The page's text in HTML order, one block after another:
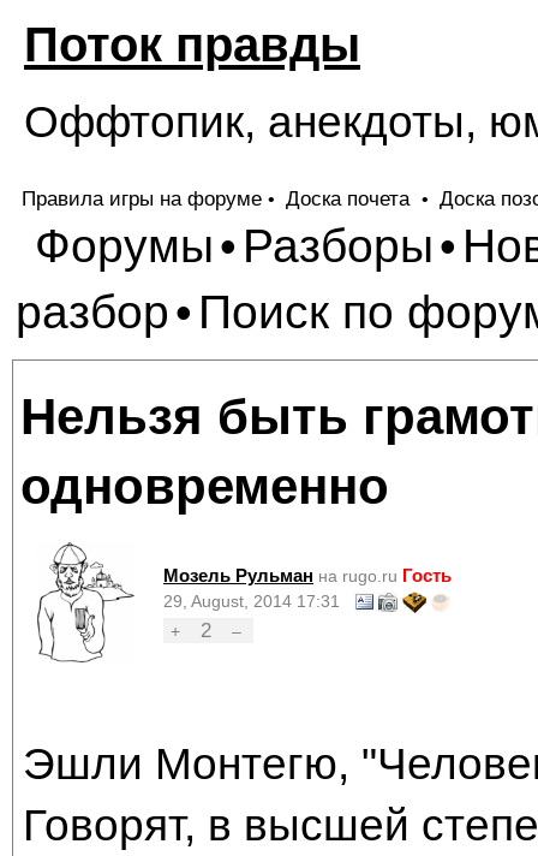
Поток правды
Оффтопик, анекдоты,
Правила игры на форуме • Доска почета • Доска
Форумы• Разборы•
разбор• Поиск по
Нельзя быть
одновременно
Мозель Рульман на rugo.ru Гость
29, August, 2014 17:31
+
2 –
Эшли Монтегю,
Говорят, в высшей